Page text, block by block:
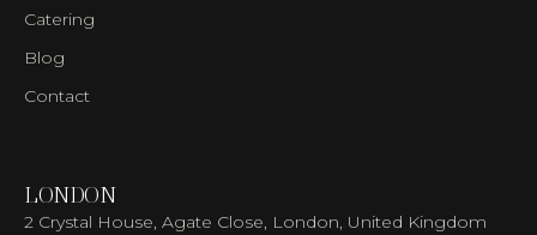
Catering
Blog
Contact
LONDON
2 Crystal House, Agate Close, London, United Kingdom